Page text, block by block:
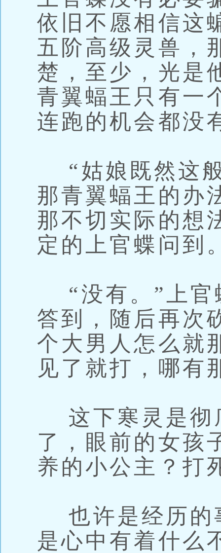
依旧不愿相信这
五阶高级灵兽，
楚，至少，光是
青翼蝠王只有一
连跑的机会都没
“姑娘既然这
那青翼蝠王的办
那不切实际的想
定的上官蝶问到
“没有。”上官
答到，随后再次
个大男人怎么就
见了就打，哪有
这下寒灵是彻
了，眼前的女孩
养的小公主？打
也许是经历的
是心中有着什么